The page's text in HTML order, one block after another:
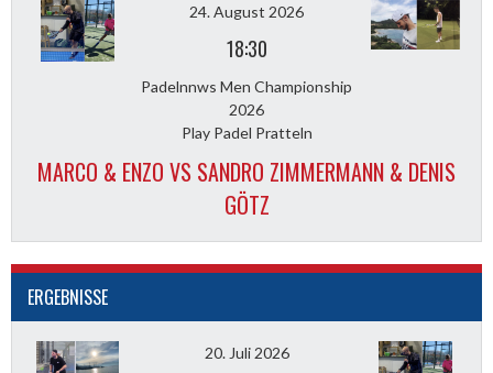
24. August 2026
18:30
Padelnnws Men Championship
2026
Play Padel Pratteln
MARCO & ENZO VS SANDRO ZIMMERMANN & DENIS
GÖTZ
ERGEBNISSE
20. Juli 2026